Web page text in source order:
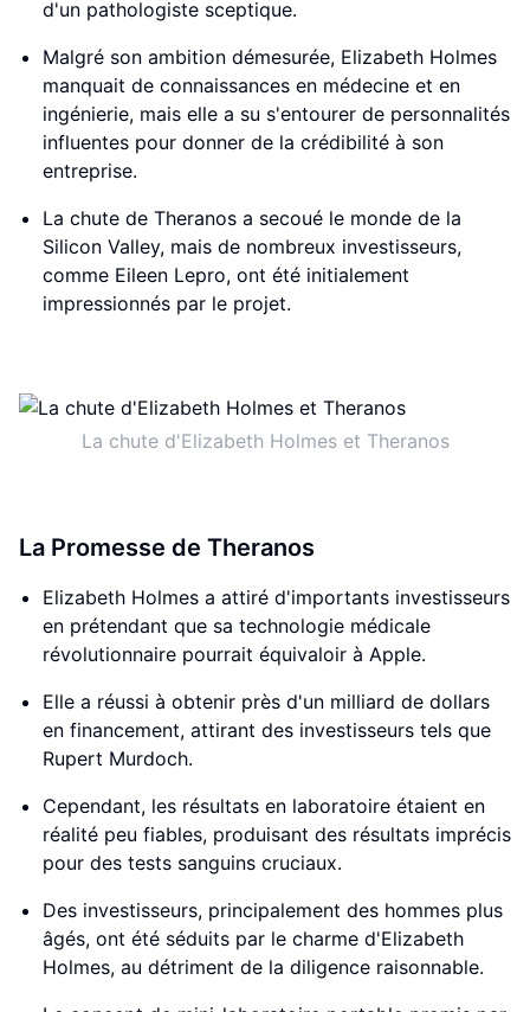
d'un pathologiste sceptique.
Malgré son ambition démesurée, Elizabeth Holmes
manquait de connaissances en médecine et en
ingénierie, mais elle a su s'entourer de personnalités
influentes pour donner de la crédibilité à son
entreprise.
La chute de Theranos a secoué le monde de la
Silicon Valley, mais de nombreux investisseurs,
comme Eileen Lepro, ont été initialement
impressionnés par le projet.
La chute d'Elizabeth Holmes et Theranos
La Promesse de Theranos
Elizabeth Holmes a attiré d'importants investisseurs
en prétendant que sa technologie médicale
révolutionnaire pourrait équivaloir à Apple.
Elle a réussi à obtenir près d'un milliard de dollars
en financement, attirant des investisseurs tels que
Rupert Murdoch.
Cependant, les résultats en laboratoire étaient en
réalité peu fiables, produisant des résultats imprécis
pour des tests sanguins cruciaux.
Des investisseurs, principalement des hommes plus
âgés, ont été séduits par le charme d'Elizabeth
Holmes, au détriment de la diligence raisonnable.